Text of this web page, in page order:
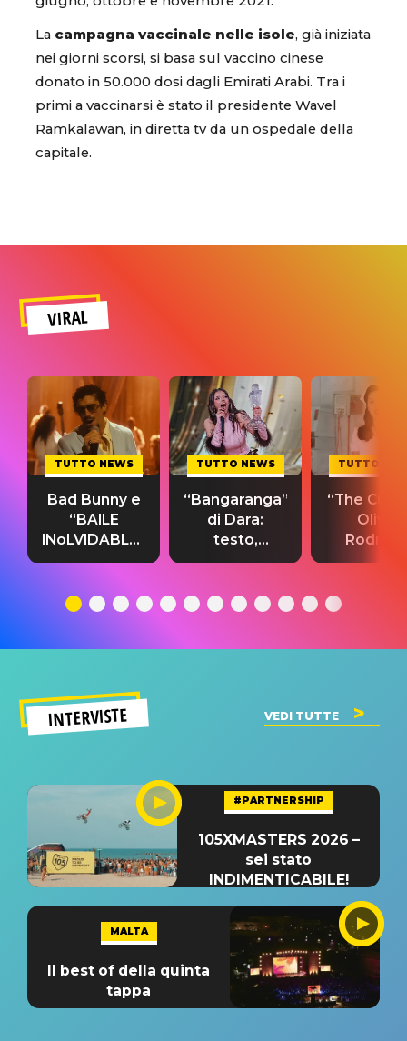
La campagna vaccinale nelle isole, già iniziata
nei giorni scorsi, si basa sul vaccino cinese
donato in 50.000 dosi dagli Emirati Arabi. Tra i
primi a vaccinarsi è stato il presidente Wavel
Ramkalawan, in diretta tv da un ospedale della
capitale.
VIRAL
TUTTO NEWS
Bad Bunny e
“BAILE
INoLVIDABLE”:
testo,
significato
TUTTO NEWS
“Bangaranga”
di Dara:
testo,
traduzione e
del singolo
TUTTO
“The
Olivia
testo,
INTERVISTE VEDI TUTTE
#PARTNERSHIP
105XMASTERS 2026 –
sei stato
INDIMENTICABILE!
MALTA
Il best of della quinta
tappa